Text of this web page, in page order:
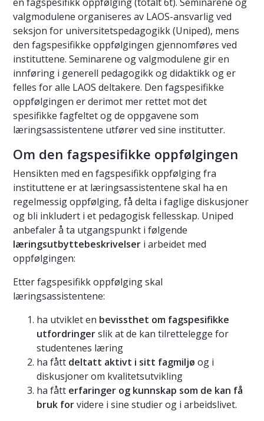
valgmodulene organiseres av LAOS-ansvarlig ved
seksjon for universitetspedagogikk (Uniped), mens
den fagspesifikke oppfølgingen gjennomføres ved
instituttene. Seminarene og valgmodulene gir en
innføring i generell pedagogikk og didaktikk og er
felles for alle LAOS deltakere. Den fagspesifikke
oppfølgingen er derimot mer rettet mot det
spesifikke fagfeltet og de oppgavene som
læringsassistentene utfører ved sine institutter.
Om den fagspesifikke oppfølgingen
Hensikten med en fagspesifikk oppfølging fra
instituttene er at læringsassistentene skal ha en
regelmessig oppfølging, få delta i faglige diskusjoner
og bli inkludert i et pedagogisk fellesskap. Uniped
anbefaler å ta utgangspunkt i følgende
læringsutbyttebeskrivelser i arbeidet med
oppfølgingen:
Etter fagspesifikk oppfølging skal
læringsassistentene:
ha utviklet en bevissthet om fagspesifikke
utfordringerslik at de kan tilrettelegge for
studentenes læring
ha fått deltatt aktivt i sitt fagmiljø og i
diskusjoner om kvalitetsutvikling
ha fått erfaringer og kunnskap som de kan få
bruk forvidere i sine studier og i arbeidslivet.